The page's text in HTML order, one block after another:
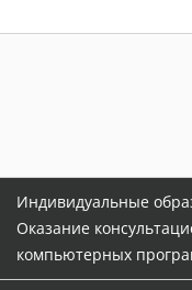
Индивидуальные
Оказание
компьютерных